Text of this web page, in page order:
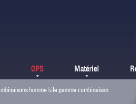
OPS Matériel
homme kite gamme combinaison